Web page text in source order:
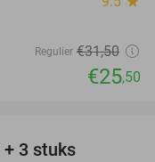
Regulier €31,50
€25,50
3 stuks